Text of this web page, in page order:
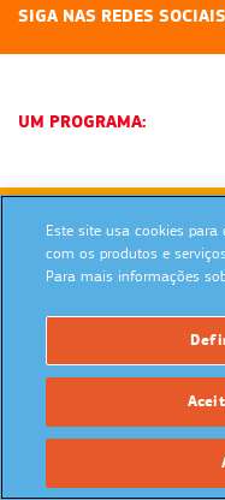
SIGA NAS REDES
UM PROGRAMA:
Copyrights
Este site usa cookies para
com os produtos e
Para mais informações